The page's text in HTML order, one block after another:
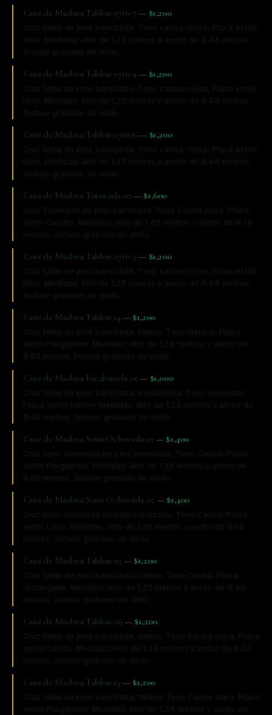
Cruz de Madera Tablon 0716-7 — $1,200
Cruz tabla de pino barnizada. Tono caoba rojiza. Placa estilo
libro. Medidas: Alto de 1.25 metros y ancho de 0.48 metros.
Incluye grabado de vinilo.
Cruz de Madera Tablon 0716-4 — $1,200
Cruz tabla de pino barnizada. Tono caoba rojiza. Placa estilo
libro. Medidas: Alto de 1.25 metros y ancho de 0.48 metros.
Incluye grabado de vinilo.
Cruz de Madera Tablon 0716-6— $1,200
Cruz tabla de pino barnizada. Tono caoba rojiza. Placa estilo
libro. Medidas: Alto de 1.25 metros y ancho de 0.48 metros.
Incluye grabado de vinilo.
Cruz de Madera Torneada 02 — $1,600
Cruz Torneada de pino barnizada. Tono Caoba clara. Placa
estilo Cuadro. Medidas: Alto de 1.45 metros y ancho de 0.70
metros. Incluye grabado de vinilo.
Cruz de Madera Tablon 0716-5 — $1,200
Cruz tabla de pino barnizada. Tono caoba rojiza. Placa estilo
libro. Medidas: Alto de 1.25 metros y ancho de 0.48 metros.
Incluye grabado de vinilo.
Cruz de Madera Tablon 14 — $1,200
Cruz tabla de pino barnizada, tablon. Tono Natural. Placa
estilo Pergamino. Medidas: Alto de 1.24 metros y ancho de
0.53 metros. Incluye grabado de vinilo.
Cruz de Madera Escalonada 01 — $1,000
Cruz tabla de pino barnizada, escalonada. Tono chocolate.
Placa estilo rombo. Medidas: Alto de 1.23 metros y ancho de
0.45 metros. Incluye grabado de vinilo.
Cruz de Madera Semi Ochavada 01 — $1,400
Cruz semi ochavada de pino barnizada. Tono Caoba. Placa
estilo Pergamino. Medidas: Alto de 1.30 metros y ancho de
0.60 metros. Incluye grabado de vinilo.
Cruz de Madera Semi Ochavada 05 — $1,400
Cruz semi ochavada de pino barnizada. Tono Caoba. Placa
estilo Libro. Medidas: Alto de 1.30 metros y ancho de 0.60
metros. Incluye grabado de vinilo.
Cruz de Madera Tablon 05 — $1,200
Cruz tabla de pino barnizada, tablon. Tono Caoba. Placa
rectangular. Medidas: Alto de 1.25 metros y ancho de 0.48
metros. Incluye grabado de vinilo.
Cruz de Madera Tablon 09— $1,200
Cruz tabla de pino barnizada, tablon. Tono Caoba clara. Placa
estilo Casita. Medidas: Alto de 1.24 metros y ancho de 0.53
metros. Incluye grabado de vinilo.
Cruz de Madera Tablon 15 — $1,200
Cruz tabla de pino barnizada, tablon. Tono Caoba clara. Placa
estilo Pergamino. Medidas: Alto de 1.24 metros y ancho de